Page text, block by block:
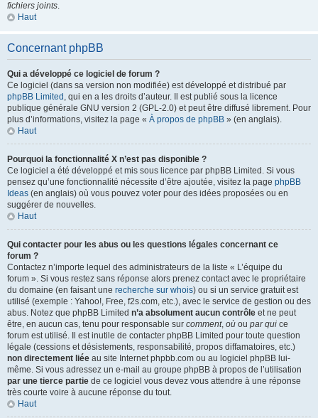
fichiers joints.
Haut
Concernant phpBB
Qui a développé ce logiciel de forum ?
Ce logiciel (dans sa version non modifiée) est développé et distribué par
phpBB Limited , qui en a les droits d’auteur. Il est publié sous la licence
publique générale GNU version 2 (GPL-2.0) et peut être diffusé librement. Pour
plus d’informations, visitez la page « À propos de phpBB » (en anglais).
Haut
Pourquoi la fonctionnalité X n’est pas disponible ?
Ce logiciel a été développé et mis sous licence par phpBB Limited. Si vous
pensez qu’une fonctionnalité nécessite d’être ajoutée, visitez la page phpBB
Ideas (en anglais) où vous pouvez voter pour des idées proposées ou en
suggérer de nouvelles.
Haut
Qui contacter pour les abus ou les questions légales concernant ce
forum ?
Contactez n’importe lequel des administrateurs de la liste « L’équipe du
forum ». Si vous restez sans réponse alors prenez contact avec le propriétaire
du domaine (en faisant une recherche sur whois) ou si un service gratuit est
utilisé (exemple : Yahoo!, Free, f2s.com, etc.), avec le service de gestion ou des
abus. Notez que phpBB Limited n’a absolument aucun contrôle et ne peut
être, en aucun cas, tenu pour responsable sur comment, où ou par qui ce
forum est utilisé. Il est inutile de contacter phpBB Limited pour toute question
légale (cessions et désistements, responsabilité, propos diffamatoires, etc.)
non directement liée au site Internet phpbb.com ou au logiciel phpBB lui-
même. Si vous adressez un e-mail au groupe phpBB à propos de l’utilisation
par une tierce partie de ce logiciel vous devez vous attendre à une réponse
très courte voire à aucune réponse du tout.
Haut